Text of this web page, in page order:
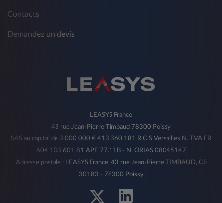
Contacts
Demandez un devis
LEASYS France
43 rue Jean-Pierre Timbaud 78300 Poissy
SAS au capital de 3 000 000 € 413 360 181 R.C.S Versailles N. TVA FR
604 133 601 81 APE 77.11B - N. ORIAS 08045147
Adresse postale : LEASYS France 43 rue Jean-Pierre TIMBAUD, CS
30183 - 78300 Poissy